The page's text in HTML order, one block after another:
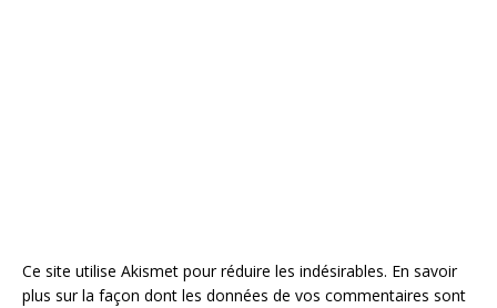
Ce site utilise Akismet pour réduire les indésirables. En savoir
plus sur la façon dont les données de vos commentaires sont